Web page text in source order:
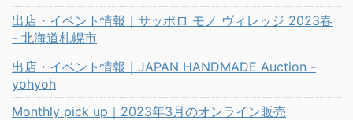
出店・イベント情報｜サッポロ モノ ヴィレッジ 2023春
- 北海道札幌市
出店・イベント情報｜JAPAN HANDMADE Auction -
yohyoh
Monthly pick up｜2023年3月のオンライン販売